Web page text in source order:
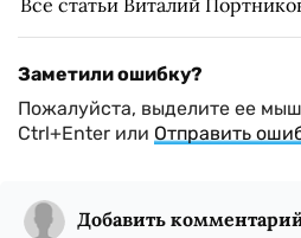
Все статьи Виталий
Заметили ошибку?
Пожалуйста, выделите ее
Ctrl+Enter или Отправить
Добавить